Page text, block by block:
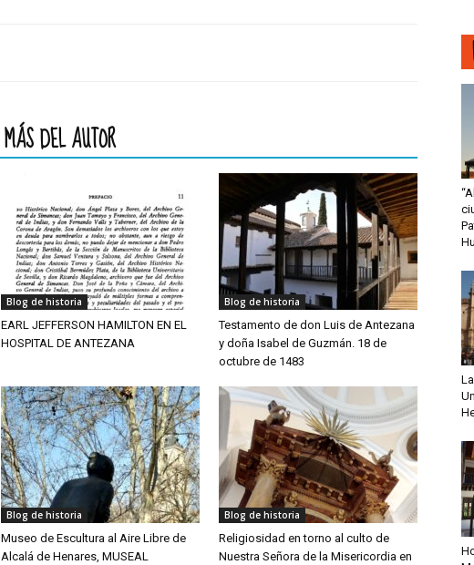
MÁS DEL AUTOR
Blog de historia
EARL JEFFERSON HAMILTON EN EL
HOSPITAL DE ANTEZANA
Blog de historia
Testamento de don Luis de Antezana
y doña Isabel de Guzmán. 18 de
octubre de 1483
Blog de historia
Museo de Escultura al Aire Libre de
Alcalá de Henares, MUSEAL
Blog de historia
Religiosidad en torno al culto de
Nuestra Señora de la Misericordia en